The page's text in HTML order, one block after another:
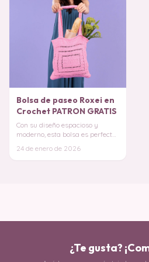
Bolsa de paseo Roxei en
Crochet PATRON GRATIS
Con su diseño espacioso y
moderno, esta bolsa es perfecta
mercado, tus e
24 de enero de 2026
¿Te gusta?